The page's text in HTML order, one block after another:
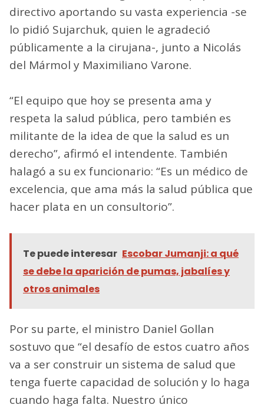
directivo aportando su vasta experiencia -se
lo pidió Sujarchuk, quien le agradeció
públicamente a la cirujana-, junto a Nicolás
del Mármol y Maximiliano Varone.
“El equipo que hoy se presenta ama y
respeta la salud pública, pero también es
militante de la idea de que la salud es un
derecho”, afirmó el intendente. También
halagó a su ex funcionario: “Es un médico de
excelencia, que ama más la salud pública que
hacer plata en un consultorio”.
Te puede interesar Escobar Jumanji: a qué
se debe la aparición de pumas, jabalíes y
otros animales
Por su parte, el ministro Daniel Gollan
sostuvo que “el desafío de estos cuatro años
va a ser construir un sistema de salud que
tenga fuerte capacidad de solución y lo haga
cuando haga falta. Nuestro único